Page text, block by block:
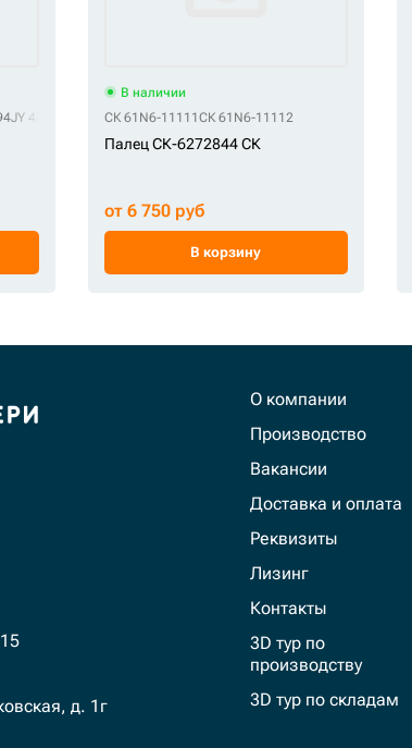
JY 482-8094
В наличии
СК 61N6-11111 СК 61N6-11112
Палец СК-6272844 СК
от 6 750 руб
В корзину
д. 1г
О компании
Производство
Вакансии
Доставка и оплата
Реквизиты
Лизинг
Контакты
3D тур по
производству
3D тур по складам